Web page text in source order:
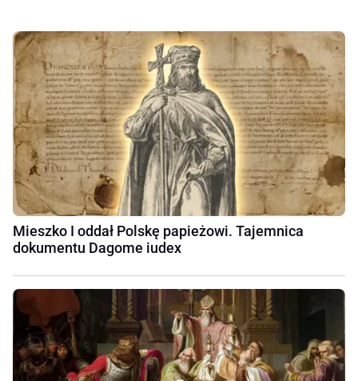
Mieszko I oddał Polskę papieżowi. Tajemnica
dokumentu Dagome iudex